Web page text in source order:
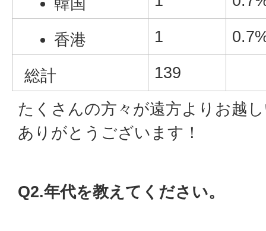
香港 1
総計
139
たくさんの方々が遠方よりお越
ありがとうございます！
Q2.年代を教えてください。